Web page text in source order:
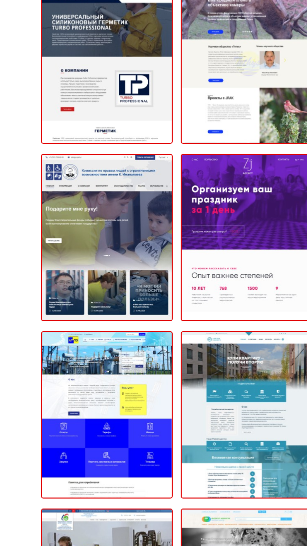
Turbo Professional
ИНТЕРНЕТ-МАГАЗИН 2020
Научное общество
«Тетис»
КОРПОРАТИВНЫЙ (САЙТ КОМПАНИИ)
Комиссия по правам
людей с ограниченными
возможностями имени К.
Иманалиева
КОРПОРАТИВНЫЙ (САЙТ КОМПАНИИ)
2020
ZJ Agency
КОРПОРАТИВНЫЙ (САЙТ КОМПАНИИ)
АГПЭ — Акционерное
общество
АксайГазПромЭнерго
КОРПОРАТИВНЫЙ (САЙТ КОМПАНИИ)
2020
Альянс Хоум
Недвижимость
КОРПОРАТИВНЫЙ (САЙТ КОМПАНИИ)
2020